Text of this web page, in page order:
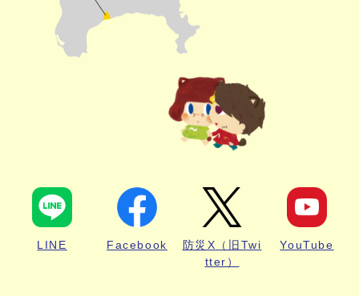
LINE Facebook
防災X（旧Twi
tter）
YouTube